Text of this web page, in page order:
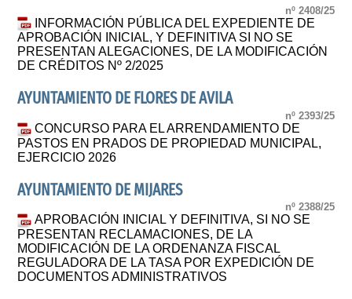
nº 2408/25
INFORMACIÓN PÚBLICA DEL EXPEDIENTE DE
APROBACIÓN INICIAL, Y DEFINITIVA SI NO SE
PRESENTAN ALEGACIONES, DE LA MODIFICACIÓN
DE CRÉDITOS Nº 2/2025
AYUNTAMIENTO DE FLORES DE AVILA
nº 2393/25
CONCURSO PARA EL ARRENDAMIENTO DE
PASTOS EN PRADOS DE PROPIEDAD MUNICIPAL,
EJERCICIO 2026
AYUNTAMIENTO DE MIJARES
nº 2388/25
APROBACIÓN INICIAL Y DEFINITIVA, SI NO SE
PRESENTAN RECLAMACIONES, DE LA
MODIFICACIÓN DE LA ORDENANZA FISCAL
REGULADORA DE LA TASA POR EXPEDICIÓN DE
DOCUMENTOS ADMINISTRATIVOS